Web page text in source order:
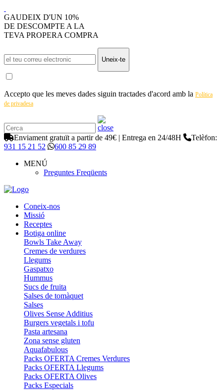
GAUDEIX D'UN 10%
DE DESCOMPTE A LA
TEVA PROPERA COMPRA
Uneix-te
Accepto que les meves dades siguin tractades d'acord amb la Política
de privadesa
Enviament gratuït a partir de 49€ | Entrega en 24/48H
Telèfon:
931 15 21 52
600 85 29 89
MENÚ
Preguntes Freqüents
Coneix-nos
Missió
Receptes
Botiga online
Bowls Take Away
Cremes de verdures
Llegums
Gaspatxo
Hummus
Sucs de fruita
Salses de tomàquet
Salses
Olives Sense Additius
Burgers vegetals i tofu
Pasta artesana
Zona sense gluten
Aquafabulous
Packs OFERTA Cremes Verdures
Packs OFERTA Llegums
Packs OFERTA Olives
Packs Especials